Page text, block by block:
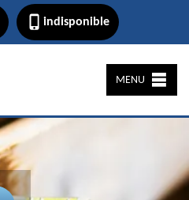
indisponible
MENU